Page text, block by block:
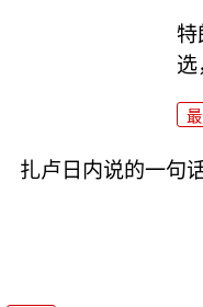
特
选
扎卢日内说的一句